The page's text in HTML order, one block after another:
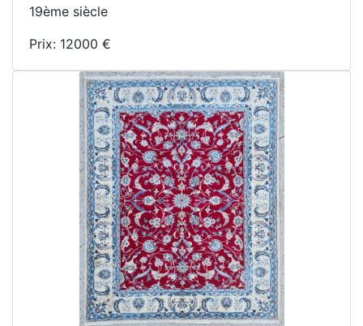
19ème siècle
Prix: 12000 €